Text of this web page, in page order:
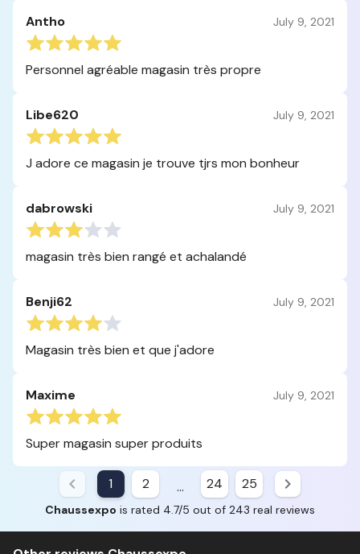
Antho July 9, 2021
Personnel agréable magasin très propre
Libe620 July 9, 2021
J adore ce magasin je trouve tjrs mon bonheur
dabrowski July 9, 2021
magasin très bien rangé et achalandé
Benji62 July 9, 2021
Magasin très bien et que j'adore
Maxime July 9, 2021
Super magasin super produits
1 2 ... 24 25
Chaussexpo is rated 4.7/5 out of 243 real reviews